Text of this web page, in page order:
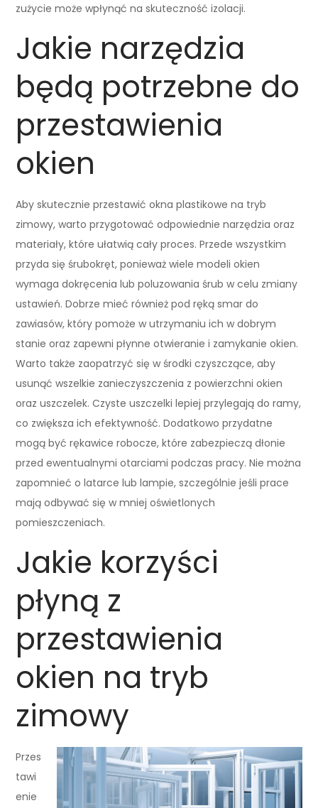
zużycie może wpłynąć na skuteczność izolacji.
Jakie narzędzia
będą potrzebne do
przestawienia
okien
Aby skutecznie przestawić okna plastikowe na tryb
zimowy, warto przygotować odpowiednie narzędzia oraz
materiały, które ułatwią cały proces. Przede wszystkim
przyda się śrubokręt, ponieważ wiele modeli okien
wymaga dokręcenia lub poluzowania śrub w celu zmiany
ustawień. Dobrze mieć również pod ręką smar do
zawiasów, który pomoże w utrzymaniu ich w dobrym
stanie oraz zapewni płynne otwieranie i zamykanie okien.
Warto także zaopatrzyć się w środki czyszczące, aby
usunąć wszelkie zanieczyszczenia z powierzchni okien
oraz uszczelek. Czyste uszczelki lepiej przylegają do ramy,
co zwiększa ich efektywność. Dodatkowo przydatne
mogą być rękawice robocze, które zabezpieczą dłonie
przed ewentualnymi otarciami podczas pracy. Nie można
zapomnieć o latarce lub lampie, szczególnie jeśli prace
mają odbywać się w mniej oświetlonych
pomieszczeniach.
Jakie korzyści
płyną z
przestawienia
okien na tryb
zimowy
Przes
tawi
enie